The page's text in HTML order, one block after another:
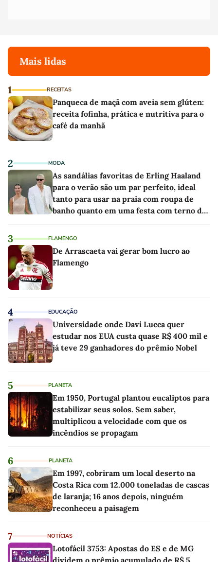
Mais lidas
1 RECEITAS
Panqueca de maçã com aveia sem glúten:
receita fofinha, prática e nutritiva para o
café da manhã
2 MODA
As sandálias favoritas de Erling Haaland
para o verão são um par perfeito, ideal
tanto para usar na praia com roupa de
banho quanto em uma festa com terno de
3 FLAMENGO
De Arrascaeta vai gerar bom lucro ao
Flamengo
4 EDUCAÇÃO
Universidade onde Davi Lucca quer
estudar nos EUA custa quase R$ 400 mil e
já teve 29 ganhadores do prêmio Nobel
5 PLANETA
Em 1950, Portugal plantou eucaliptos para
estabilizar seus solos. Sem saber,
multiplicou a velocidade com que os
incêndios se propagam
6 PLANETA
Em 1997, cobriram um local deserto na
Costa Rica com 12.000 toneladas de cascas
de laranja; 16 anos depois, ninguém
reconheceu a paisagem
7 NOTÍCIAS
Lotofácil 3753: Apostas do ES e de MG
dividem o prêmio acumulado de R$ 5